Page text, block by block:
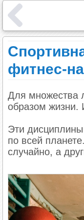
фитнес-
Для множества
образом жизни.
Эти
по всей
случайно, а